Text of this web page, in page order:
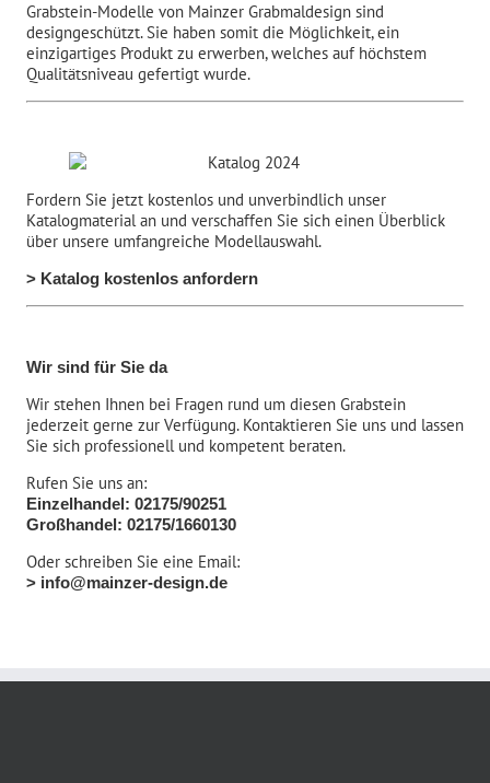
Grabstein-Modelle von Mainzer Grabmaldesign sind
designgeschützt. Sie haben somit die Möglichkeit, ein
einzigartiges Produkt zu erwerben, welches auf höchstem
Qualitätsniveau gefertigt wurde.
Fordern Sie jetzt kostenlos und unverbindlich unser
Katalogmaterial an und verschaffen Sie sich einen Überblick
über unsere umfangreiche Modellauswahl.
> Katalog kostenlos anfordern
Wir sind für Sie da
Wir stehen Ihnen bei Fragen rund um diesen Grabstein
jederzeit gerne zur Verfügung. Kontaktieren Sie uns und lassen
Sie sich professionell und kompetent beraten.
Rufen Sie uns an:
Einzelhandel: 02175/90251
Großhandel: 02175/1660130
Oder schreiben Sie eine Email:
> info@mainzer-design.de